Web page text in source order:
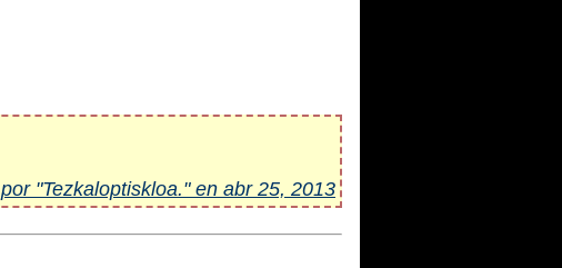
por "Tezkaloptiskloa." en abr 25, 2013